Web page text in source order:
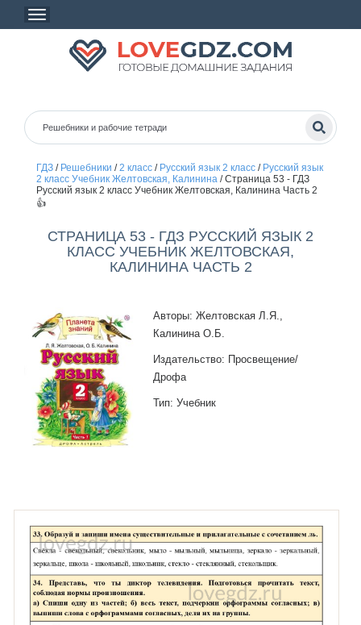
ГДЗ/ Решебники /2 класс/ Русский язык 2 класс/ Русский язык
2 класс Учебник Желтовская, Калинина/Страница 53 - ГДЗ
Русский язык 2 класс Учебник Желтовская, Калинина Часть 2
👍
СТРАНИЦА 53 - ГДЗ РУССКИЙ ЯЗЫК 2
КЛАСС УЧЕБНИК ЖЕЛТОВСКАЯ,
КАЛИНИНА ЧАСТЬ 2
Авторы: Желтовская Л.Я.,
Калинина О.Б.
Издательство: Просвещение/
Дрофа
Тип: Учебник